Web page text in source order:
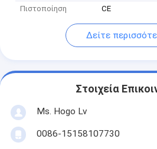
Πιστοποίηση
CE
Δείτε
Στοιχεία
Ms. Hogo Lv
0086-15158107730